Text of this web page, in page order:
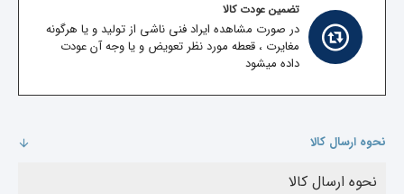
تضمین عودت کالا
در صورت مشاهده ایراد فنی ناشی از تولید و یا هرگونه
مغایرت ، قعطه مورد نظر تعویض و یا وجه آن عودت
داده میشود
نحوه ارسال کالا
نحوه ارسال کالا